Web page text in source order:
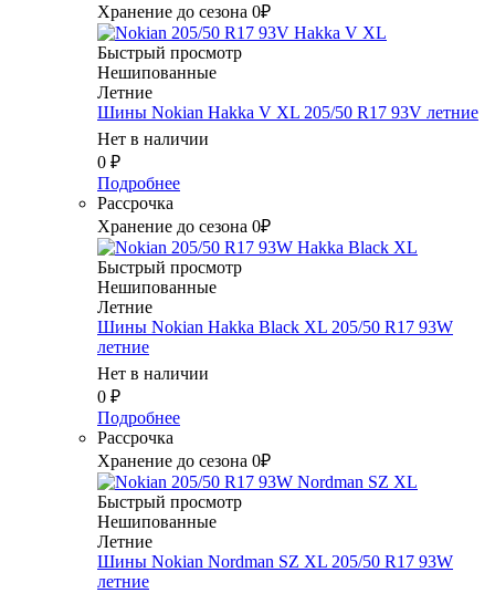
Хранение до сезона 0₽
Быстрый просмотр
Нешипованные
Летние
Шины Nokian Hakka V XL 205/50 R17 93V летние
Нет в наличии
0 ₽
Подробнее
Рассрочка
Хранение до сезона 0₽
Быстрый просмотр
Нешипованные
Летние
Шины Nokian Hakka Black XL 205/50 R17 93W
летние
Нет в наличии
0 ₽
Подробнее
Рассрочка
Хранение до сезона 0₽
Быстрый просмотр
Нешипованные
Летние
Шины Nokian Nordman SZ XL 205/50 R17 93W
летние